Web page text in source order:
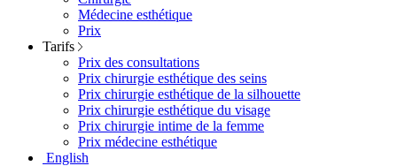
Médecine esthétique
Prix
Tarifs
Prix des consultations
Prix chirurgie esthétique des seins
Prix chirurgie esthétique de la silhouette
Prix chirurgie esthétique du visage
Prix chirurgie intime de la femme
Prix médecine esthétique
English